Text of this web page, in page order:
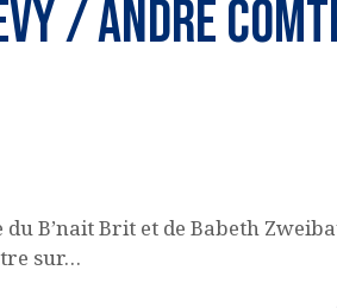
/ ANDRE
B’nait Brit et de Babeth
sur…